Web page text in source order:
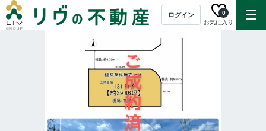
ログイン
お気に入り
0